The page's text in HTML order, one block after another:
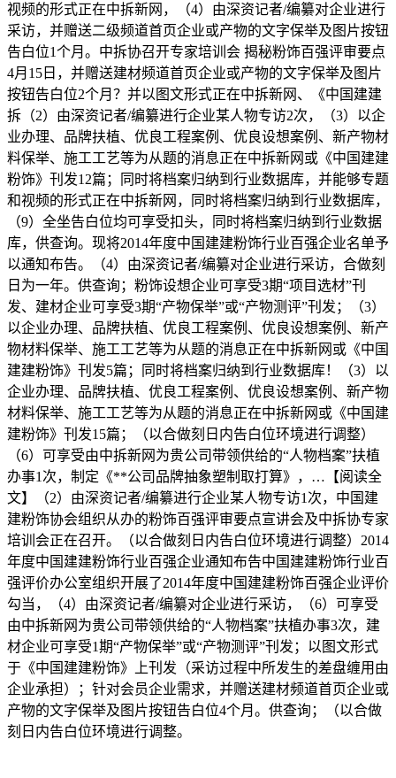
视频的形式正在中拆新网，（4）由深资记者/编纂对企业进行
采访，并赠送二级频道首页企业或产物的文字保举及图片按钮
告白位1个月。中拆协召开专家培训会 揭秘粉饰百强评审要点
4月15日，并赠送建材频道首页企业或产物的文字保举及图片
按钮告白位2个月？并以图文形式正在中拆新网、《中国建建
拆（2）由深资记者/编纂进行企业某人物专访2次，（3）以企
业办理、品牌扶植、优良工程案例、优良设想案例、新产物材
料保举、施工工艺等为从题的消息正在中拆新网或《中国建建
粉饰》刊发12篇；同时将档案归纳到行业数据库，并能够专题
和视频的形式正在中拆新网，同时将档案归纳到行业数据库，
（9）全坐告白位均可享受扣头，同时将档案归纳到行业数据
库，供查询。现将2014年度中国建建粉饰行业百强企业名单予
以通知布告。（4）由深资记者/编纂对企业进行采访，合做刻
日为一年。供查询；粉饰设想企业可享受3期“项目选材”刊
发、建材企业可享受3期“产物保举”或“产物测评”刊发；（3）
以企业办理、品牌扶植、优良工程案例、优良设想案例、新产
物材料保举、施工工艺等为从题的消息正在中拆新网或《中国
建建粉饰》刊发5篇；同时将档案归纳到行业数据库！（3）以
企业办理、品牌扶植、优良工程案例、优良设想案例、新产物
材料保举、施工工艺等为从题的消息正在中拆新网或《中国建
建粉饰》刊发15篇；（以合做刻日内告白位环境进行调整）
（6）可享受由中拆新网为贵公司带领供给的“人物档案”扶植
办事1次，制定《**公司品牌抽象塑制取打算》，…【阅读全
文】（2）由深资记者/编纂进行企业某人物专访1次，中国建
建粉饰协会组织从办的粉饰百强评审要点宣讲会及中拆协专家
培训会正在召开。（以合做刻日内告白位环境进行调整）2014
年度中国建建粉饰行业百强企业通知布告中国建建粉饰行业百
强评价办公室组织开展了2014年度中国建建粉饰百强企业评价
勾当，（4）由深资记者/编纂对企业进行采访，（6）可享受
由中拆新网为贵公司带领供给的“人物档案”扶植办事3次，建
材企业可享受1期“产物保举”或“产物测评”刊发；以图文形式
于《中国建建粉饰》上刊发（采访过程中所发生的差盘缠用由
企业承担）；针对会员企业需求，并赠送建材频道首页企业或
产物的文字保举及图片按钮告白位4个月。供查询；（以合做
刻日内告白位环境进行调整。